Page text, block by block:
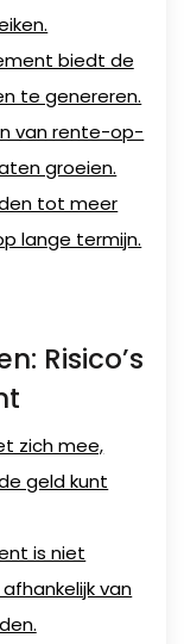
biedt de
te genereren.
van rente-op-
groeien.
tot meer
lange termijn.
Risico’s
zich mee,
geld kunt
is niet
van